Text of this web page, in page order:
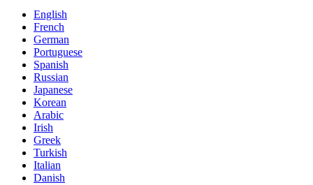
English
French
German
Portuguese
Spanish
Russian
Japanese
Korean
Arabic
Irish
Greek
Turkish
Italian
Danish